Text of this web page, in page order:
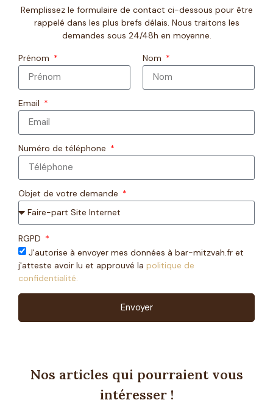
Remplissez le formulaire de contact ci-dessous pour être
rappelé dans les plus brefs délais. Nous traitons les
demandes sous 24/48h en moyenne.
Prénom Nom
Email
Numéro de téléphone
Objet de votre demande
RGPD
J'autorise à envoyer mes données à bar-mitzvah.fr et
j'atteste avoir lu et approuvé la politique de
confidentialité.
Envoyer
Nos articles qui pourraient vous
intéresser !